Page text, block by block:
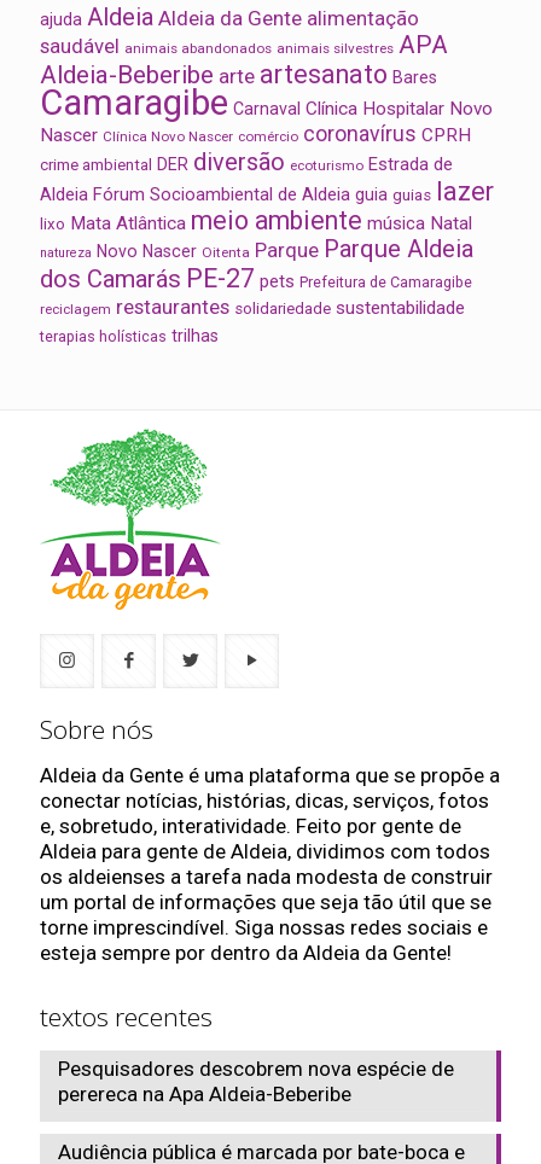
ajuda Aldeia Aldeia da Gente alimentação
saudável animais abandonados animais silvestres APA
Aldeia-Beberibe arte artesanato Bares
Camaragibe Carnaval Clínica Hospitalar Novo
Nascer Clínica Novo Nascer comércio coronavírus CPRH
crime ambiental DER diversão ecoturismo Estrada de
Aldeia Fórum Socioambiental de Aldeia guia guias lazer
lixo Mata Atlântica meio ambiente música Natal
natureza Novo Nascer Oitenta Parque Parque Aldeia
dos Camarás PE-27 pets Prefeitura de Camaragibe
reciclagem restaurantes solidariedade sustentabilidade
terapias holísticas trilhas
Sobre nós
Aldeia da Gente é uma plataforma que se propõe a
conectar notícias, histórias, dicas, serviços, fotos
e, sobretudo, interatividade. Feito por gente de
Aldeia para gente de Aldeia, dividimos com todos
os aldeienses a tarefa nada modesta de construir
um portal de informações que seja tão útil que se
torne imprescindível. Siga nossas redes sociais e
esteja sempre por dentro da Aldeia da Gente!
textos recentes
Pesquisadores descobrem nova espécie de
perereca na Apa Aldeia-Beberibe
Audiência pública é marcada por bate-boca e